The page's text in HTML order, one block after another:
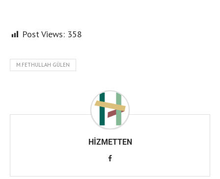
Post Views: 358
M.FETHULLAH GÜLEN
HIZMETTEN